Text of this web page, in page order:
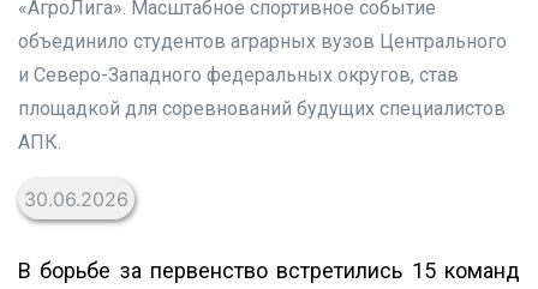
«АгроЛига». Масштабное спортивное событие
объединило студентов аграрных вузов Центрального
и Северо-Западного федеральных округов, став
площадкой для соревнований будущих специалистов
АПК.
30.06.2026
В борьбе за первенство встретились 15 команд